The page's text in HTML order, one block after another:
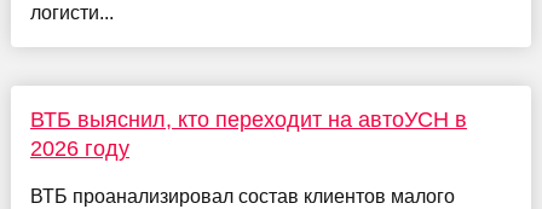
логисти...
ВТБ выяснил, кто переходит на автоУСН в
2026 году
ВТБ проанализировал состав клиентов малого